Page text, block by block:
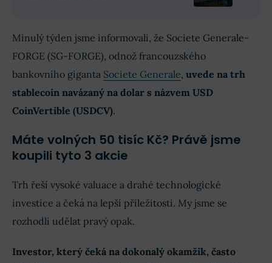
Minulý týden jsme informovali, že Societe Generale-
FORGE (SG-FORGE), odnož francouzského
bankovního giganta Societe Generale, uvede na trh
stablecoin navázaný na dolar s názvem USD
CoinVertible (USDCV).
Máte volných 50 tisíc Kč? Právě jsme
koupili tyto 3 akcie
Trh řeší vysoké valuace a drahé technologické
investice a čeká na lepší příležitosti. My jsme se
rozhodli udělat pravý opak.
Investor, který čeká na dokonalý okamžik, často